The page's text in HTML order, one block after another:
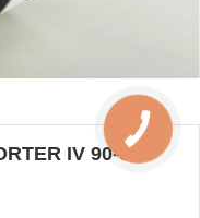
IV 90-03